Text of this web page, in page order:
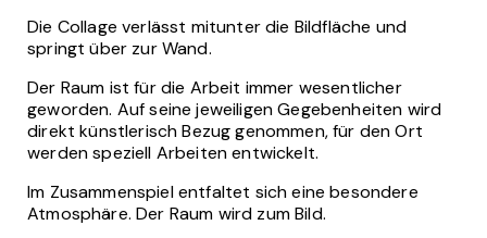
Die Collage verlässt mitunter die Bildfläche und
springt über zur Wand.
Der Raum ist für die Arbeit immer wesentlicher
geworden. Auf seine jeweiligen Gegebenheiten wird
direkt künstlerisch Bezug genommen, für den Ort
werden speziell Arbeiten entwickelt.
Im Zusammenspiel entfaltet sich eine besondere
Atmosphäre. Der Raum wird zum Bild.